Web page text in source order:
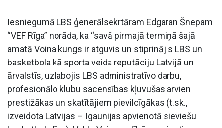
Iesniegumā LBS ģenerālsekrtāram Edgaran Šnepam
“VEF Rīga” norāda, ka “savā pirmajā termiņā šajā
amatā Voina kungs ir atguvis un stiprinājis LBS un
basketbola kā sporta veida reputāciju Latvijā un
ārvalstīs, uzlabojis LBS administratīvo darbu,
profesionālo klubu sacensības kļuvušas arvien
prestižākas un skatītājiem pievilcīgākas (t.sk.,
izveidota Latvijas – Igaunijas apvienotā sieviešu